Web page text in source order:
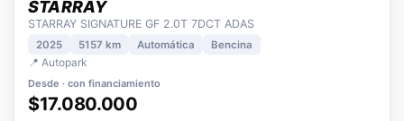
GEELY
STARRAY
STARRAY SIGNATURE GF 2.0T 7DCT ADAS
2025 5157 km
📍 Autopark
Desde · con financiamiento